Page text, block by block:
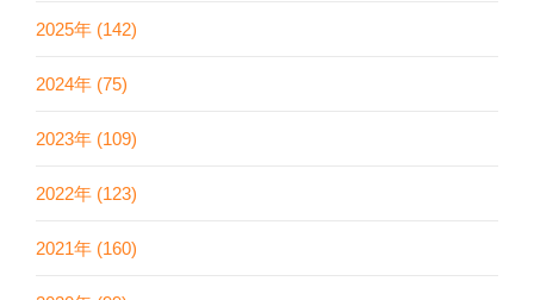
2025年 (142)
2024年 (75)
2023年 (109)
2022年 (123)
2021年 (160)